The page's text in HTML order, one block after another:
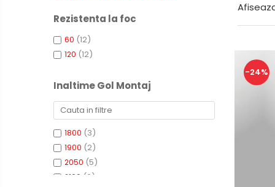
Rezistenta la foc
60 (12)
120 (12)
Inaltime Gol Montaj
1800 (3)
1900 (2)
2050 (5)
2100 (2)
-24%